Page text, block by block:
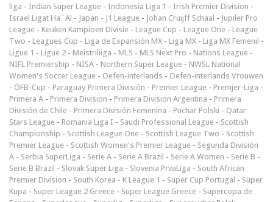
liga - Indian Super League - Indonesia Liga 1 - Irish Premier Division -
Israel Ligat Ha`Al - Japan - J1 League - Johan Cruijff Schaal - Jupiler Pro
League - Keuken Kampioen Divisie - League Cup - League One - League
Two - Leagues Cup - Liga de Expansión MX - Liga MX - Liga MX Femenil -
Ligue 1 - Ligue 2 - Meistriliiga - MLS - MLS Next Pro - Nations League -
NIFL Premiership - NISA - Northern Super League - NWSL National
Women's Soccer League - Oefen-interlands - Oefen-interlands Vrouwen
- ÖFB-Cup - Paraguay Primera División - Premier League - Premjer-Liga -
Primera A - Primera Division - Primera Division Argentina - Primera
División de Chile - Primera División Femenina - Puchar Polski - Qatar
Stars League - Romania Liga I - Saudi Professional League - Scottish
Championship - Scottish League One - Scottish League Two - Scottish
Premier League - Scottish Women's Premier League - Segunda División
A - Serbia SuperLiga - Serie A - Serie A Brazil - Serie A Women - Serie B -
Serie B Brazil - Slovak Super Liga - Slovenia PrvaLiga - South African
Premier Division - South Korea - K League 1 - Super Cup Portugal - Süper
Kupa - Super League 2 Greece - Super League Greece - Supercopa de